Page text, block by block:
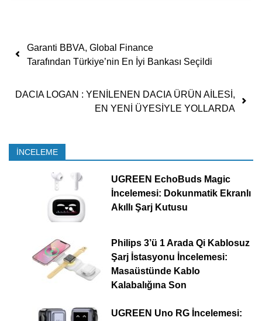
Yazı dolaşımı
Garanti BBVA, Global Finance
Tarafından Türkiye’nin En İyi Bankası Seçildi
DACIA LOGAN : YENİLENEN DACIA ÜRÜN AİLESİ,
EN YENİ ÜYESİYLE YOLLARDA
İNCELEME
UGREEN EchoBuds Magic
İncelemesi: Dokunmatik Ekranlı
Akıllı Şarj Kutusu
Philips 3’ü 1 Arada Qi Kablosuz
Şarj İstasyonu İncelemesi:
Masaüstünde Kablo
Kalabalığına Son
UGREEN Uno RG İncelemesi: